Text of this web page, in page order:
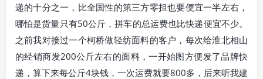
递的十分之一，比全国性的第三方零担也要便宜一半左右，
哪怕是货量只有50公斤，拼车的总运费也比快递便宜不少。
之前我对接过一个柯桥做轻纺面料的客户，每次给淮北相山
的经销商发200公斤左右的面料，一开始图方便发了品牌快
递，算下来每公斤4块钱，一次运费就要800多，后来听我建